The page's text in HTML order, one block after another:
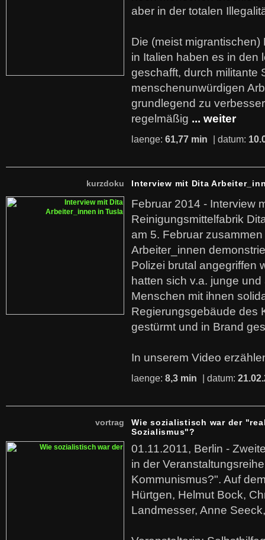
aber in der totalen
Die (meist
in Italien haben es in den
geschafft, durch militante
menschenunwürdigen
grundlegend zu
regelmäßig ... weiter
laenge: 61,77 min | datum:
kurzdoku Interview mit Dita
Februar 2014 - Interview
Reinigungsmittelfabrik
am 5. Februar
Arbeiter_innen
Polizei brutal angegriffen
hatten sich v.a. junge
Menschen mit ihnen
Regierungsgebäude des
gestürmt und in Brand
In unserem Video
laenge: 8,3 min | datum:
vortrag
Wie sozialistisch war der
Sozialismus"?
01.11.2011, Berlin -
in der
Kommunismus?". Auf
Hürtgen, Helmut Bock,
Landmesser, Anne